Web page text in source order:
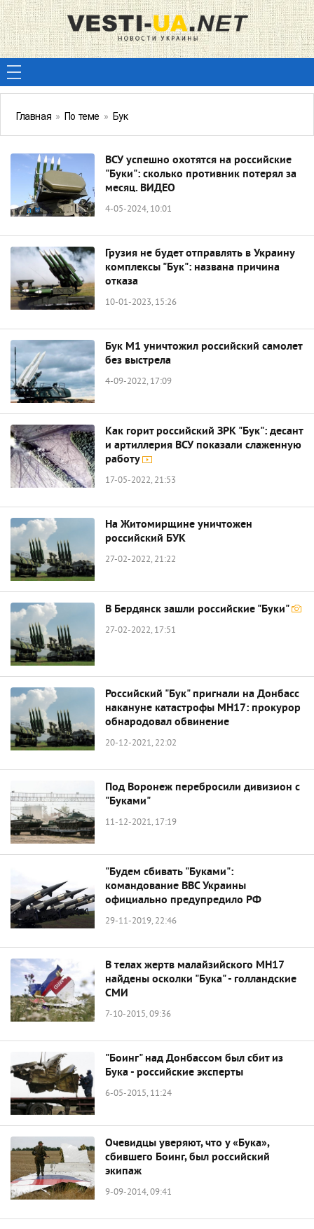
Главная » По теме » Бук
ВСУ успешно охотятся на российские
"Буки": сколько противник потерял за
месяц. ВИДЕО
4-05-2024, 10:01
Грузия не будет отправлять в Украину
комплексы "Бук": названа причина
отказа
10-01-2023, 15:26
Бук М1 уничтожил российский самолет
без выстрела
4-09-2022, 17:09
Как горит российский ЗРК "Бук": десант
и артиллерия ВСУ показали слаженную
работу
17-05-2022, 21:53
На Житомирщине уничтожен
российский БУК
27-02-2022, 21:22
В Бердянск зашли российские "Буки"
27-02-2022, 17:51
Российский "Бук" пригнали на Донбасс
накануне катастрофы MH17: прокурор
обнародовал обвинение
20-12-2021, 22:02
Под Воронеж перебросили дивизион с
"Буками"
11-12-2021, 17:19
"Будем сбивать "Буками":
командование ВВС Украины
официально предупредило РФ
29-11-2019, 22:46
В телах жертв малайзийского МН17
найдены осколки "Бука" - голландские
СМИ
7-10-2015, 09:36
"Боинг" над Донбассом был сбит из
Бука - российские эксперты
6-05-2015, 11:24
Очевидцы уверяют, что у «Бука»,
сбившего Боинг, был российский
экипаж
9-09-2014, 09:41